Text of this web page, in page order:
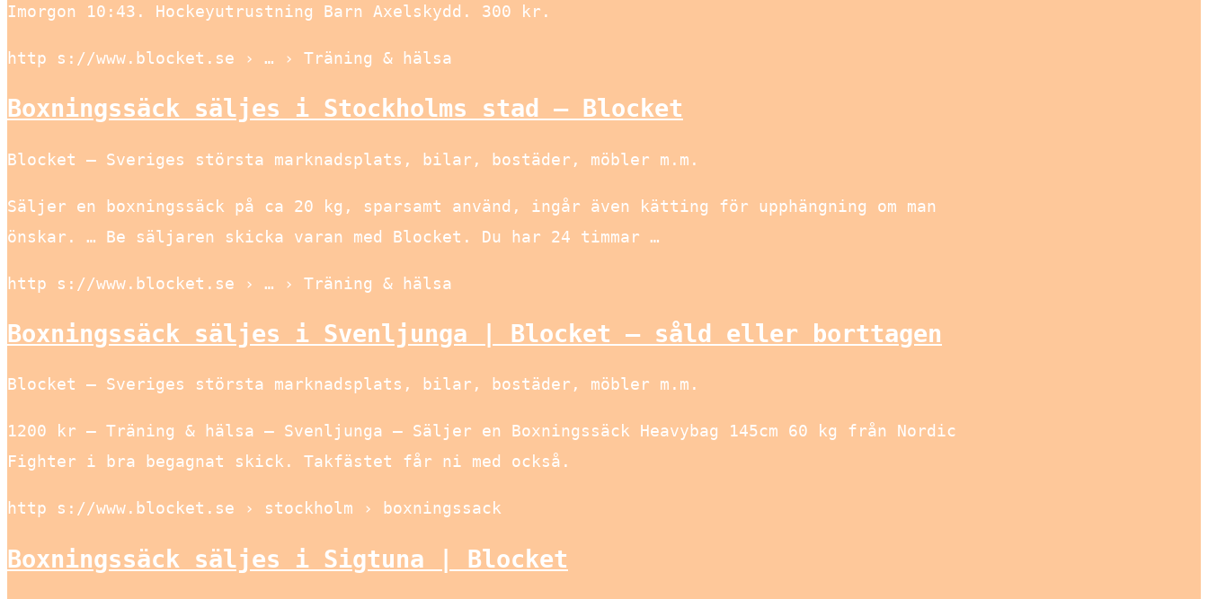
Imorgon 10:43. Hockeyutrustning Barn Axelskydd. 300 kr.
http s://www.blocket.se › … › Träning & hälsa
Boxningssäck säljes i Stockholms stad – Blocket
Blocket – Sveriges största marknadsplats, bilar, bostäder, möbler m.m.
Säljer en boxningssäck på ca 20 kg, sparsamt använd, ingår även kätting för upphängning om man
önskar. … Be säljaren skicka varan med Blocket. Du har 24 timmar …
http s://www.blocket.se › … › Träning & hälsa
Boxningssäck säljes i Svenljunga | Blocket – såld eller borttagen
Blocket – Sveriges största marknadsplats, bilar, bostäder, möbler m.m.
1200 kr – Träning & hälsa – Svenljunga – Säljer en Boxningssäck Heavybag 145cm 60 kg från Nordic
Fighter i bra begagnat skick. Takfästet får ni med också.
http s://www.blocket.se › stockholm › boxningssack
Boxningssäck säljes i Sigtuna | Blocket